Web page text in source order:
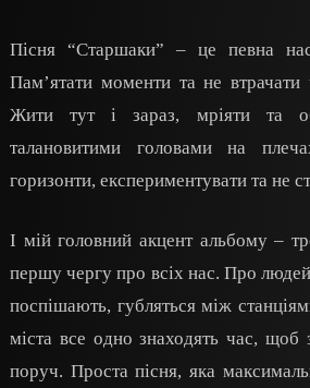
Пісня “Старшаки” – це певна
Пам’ятати моменти та не
Жити тут і зараз, мріяти та
талановитими головами на
горизонти, експериментувати та не
І мій головний акцент альбому –
першу чергу про всіх нас. Про
поспішають, губляться між
міста все одно знаходять час, щоб
поруч. Проста пісня, яка